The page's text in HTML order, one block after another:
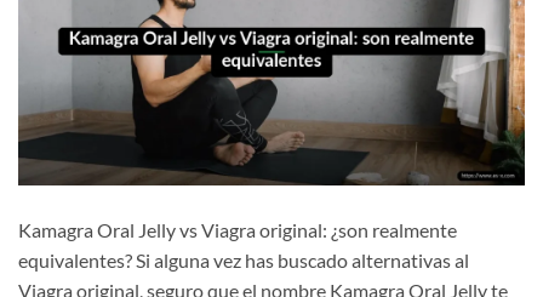
Kamagra Oral Jelly vs Viagra original: ¿son realmente
equivalentes? Si alguna vez has buscado alternativas al
Viagra original, seguro que el nombre Kamagra Oral Jelly te